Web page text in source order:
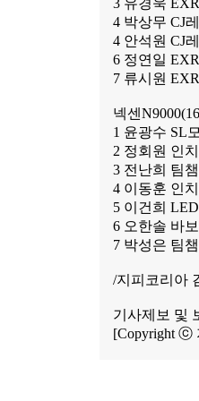
3 유경욱
4 박상무 CJ
4 안석원 CJ
6 정연일
7 류시원
넥센
1 윤광수 SL
2 정회원 인
3 전난희 팀
4 이동훈 인
5 이건희
6 오한솔 바
7 박성은 팀
/지피코리아
기사제보 및
[Copyright ⓒ